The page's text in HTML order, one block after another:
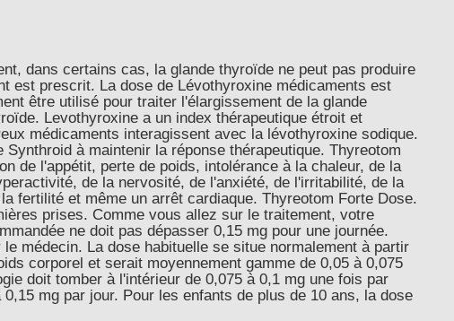
dans certains cas, la glande thyroïde ne peut pas produire
est prescrit. La dose de Lévothyroxine médicaments est
être utilisé pour traiter l'élargissement de la glande
Levothyroxine a un index thérapeutique étroit et
médicaments interagissent avec la lévothyroxine sodique.
à maintenir la réponse thérapeutique. Thyreotom
de l'appétit, perte de poids, intolérance à la chaleur, de la
de la nervosité, de l'anxiété, de l'irritabilité, de la
fertilité et même un arrêt cardiaque. Thyreotom Forte Dose.
prises. Comme vous allez sur le traitement, votre
ne doit pas dépasser 0,15 mg pour une journée.
médecin. La dose habituelle se situe normalement à partir
corporel et serait moyennement gamme de 0,05 à 0,075
doit tomber à l'intérieur de 0,075 à 0,1 mg une fois par
mg par jour. Pour les enfants de plus de 10 ans, la dose